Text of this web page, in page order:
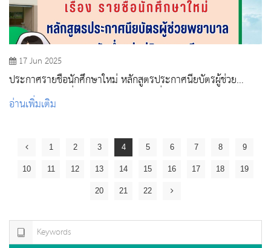
17 Jun 2025
ประกาศรายชื่อนักศึกษาใหม่ หลักสูตรประกาศนียบัตรผู้ช่วย
พยาบาล ระดับต่ำกว่าปริญญาตรี รอบที่ 4 ปีการศึกษา 2568
อ่านเพิ่มเติม
1 2 3 4 5 6 7 8 9
10 11 12 13 14 15 16 17 18 19
20 21 22